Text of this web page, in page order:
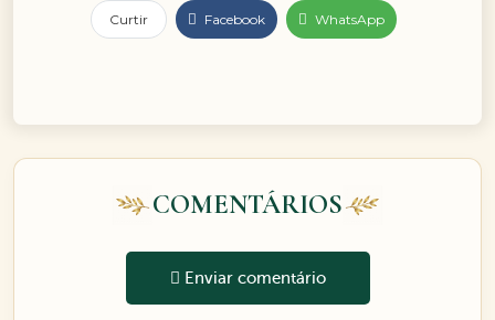
Curtir Facebook WhatsApp
COMENTÁRIOS
Enviar comentário